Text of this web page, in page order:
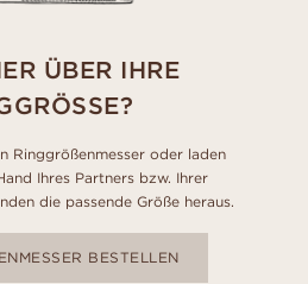
ÜBER IHRE
Ringgrößenmesser oder laden
Ihres Partners bzw. Ihrer
die passende Größe heraus.
BESTELLEN